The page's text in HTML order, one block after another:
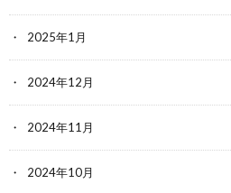
2025年1月
2024年12月
2024年11月
2024年10月